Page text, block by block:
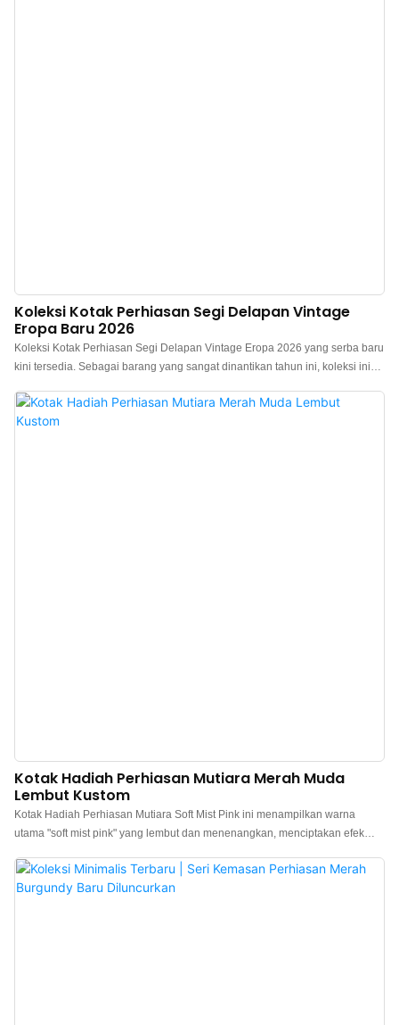
Koleksi Kotak Perhiasan Segi Delapan Vintage
Eropa Baru 2026
Koleksi Kotak Perhiasan Segi Delapan Vintage Eropa 2026 yang serba baru
kini tersedia. Sebagai barang yang sangat dinantikan tahun ini, koleksi ini
Zamrud Vintage, dan Biru Prusia. Setiap bagian memancarkan tekstur
seperti lukisan minyak yang canggih dan lembut, menjadikannya ideal untuk
Kotak Hadiah Perhiasan Mutiara Merah Muda
Lembut Kustom
Kotak Hadiah Perhiasan Mutiara Soft Mist Pink ini menampilkan warna
utama "soft mist pink" yang lembut dan menenangkan, menciptakan efek
suasana romantis unik perhiasan dan rasa istimewa pada momen spesial.
Produsen kotak hadiah perhiasan mewah Tiongkok. Logo, warna, material